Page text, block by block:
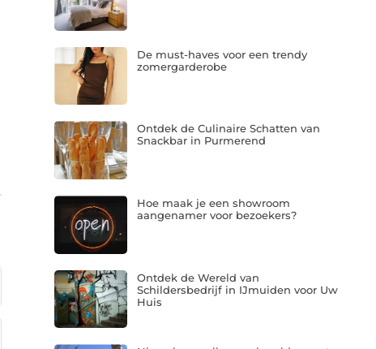
De must-haves voor een trendy
zomergarderobe
Ontdek de Culinaire Schatten van
Snackbar in Purmerend
Hoe maak je een showroom
aangenamer voor bezoekers?
Ontdek de Wereld van
Schildersbedrijf in IJmuiden voor Uw
Huis